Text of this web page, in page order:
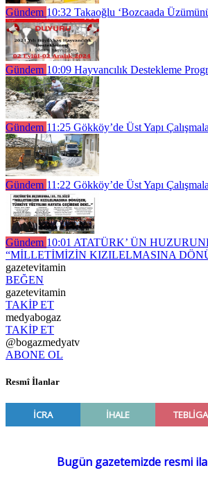
Gündem 10:32 Takaoğlu ‘Bozcaada
Gündem 10:09 Hayvancılık Destekleme
Gündem 11:25 Gökköy’de Üst Yapı
Gündem 11:22 Gökköy’de Üst Yapı
Gündem 10:01 ATATÜRK’ ÜN
“MİLLETİMİZİN KIZILELMASINA
gazetevitamin
BEĞEN
gazetevitamin
TAKİP ET
medyabogaz
TAKİP ET
@bogazmedyatv
ABONE OL
Resmî İlanlar